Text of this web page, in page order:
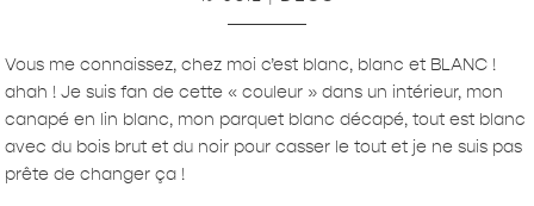
Vous me connaissez, chez moi c’est blanc, blanc et BLANC !
ahah ! Je suis fan de cette « couleur » dans un intérieur, mon
canapé en lin blanc, mon parquet blanc décapé, tout est blanc
avec du bois brut et du noir pour casser le tout et je ne suis pas
prête de changer ça !